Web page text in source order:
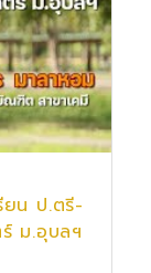
น ป.ตรี-
ม.อุบลฯ